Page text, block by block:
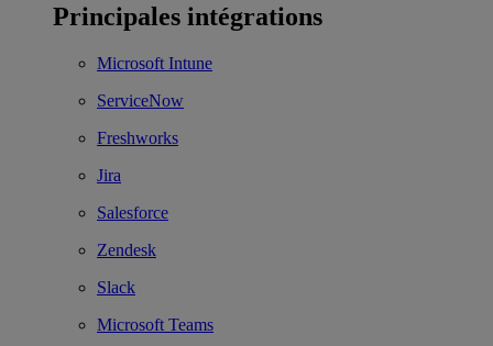
Principales intégrations
Microsoft Intune
ServiceNow
Freshworks
Jira
Salesforce
Zendesk
Slack
Microsoft Teams